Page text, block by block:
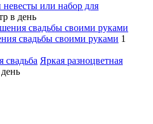
или набор для
в день
свадьбы своими руками 1
Яркая разноцветная